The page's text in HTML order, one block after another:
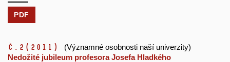
PDF
č.2 (2011)
(Významné osobnosti naší univerzity)
Nedožité jubileum profesora Josefa Hladkého